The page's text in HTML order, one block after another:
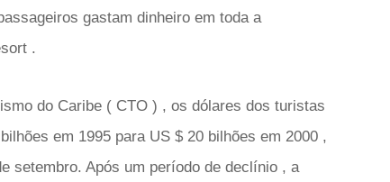
gastam dinheiro em toda a
.
do Caribe ( CTO ) , os dólares dos turistas
em 1995 para US $ 20 bilhões em 2000 ,
setembro. Após um período de declínio , a